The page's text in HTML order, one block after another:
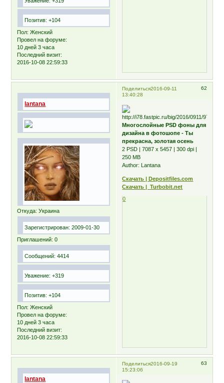
Позитив: +104
Пол: Женский
Провел на форуме:
10 дней 3 часа
Последний визит:
2016-10-08 22:59:33
Поделиться 62
2016-09-11
13:40:28
lantana
Откуда: Украина
Зарегистрирован: 2009-01-30
Приглашений: 0
Сообщений: 4414
Уважение: +319
Позитив: +104
Пол: Женский
Провел на форуме:
10 дней 3 часа
Последний визит:
2016-10-08 22:59:33
Многослойные PSD фоны для
дизайна в фотошопе - Ты
прекрасна, золотая осень
2 PSD | 7087 x 5457 | 300 dpi |
250 MB
Author: Lantana
Скачать | Depositfiles.com
Скачать | Turbobit.net
0
Поделиться 63
2016-09-19
15:23:06
lantana